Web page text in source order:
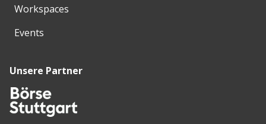
Workspaces
Events
Unsere Partner